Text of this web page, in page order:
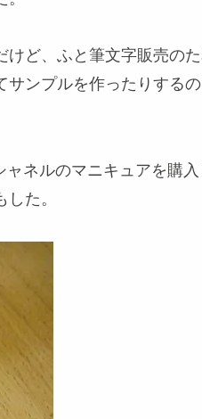
ど、ふと筆文字販売の
ンプルを作ったりする
ネルのマニキュアを購
た。